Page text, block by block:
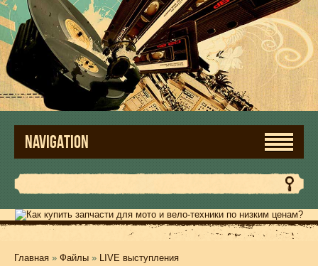
NAVIGATION
Главная » Файлы » LIVE выступления